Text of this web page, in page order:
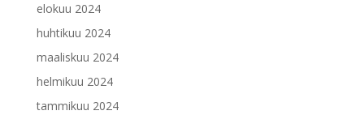
elokuu 2024
huhtikuu 2024
maaliskuu 2024
helmikuu 2024
tammikuu 2024